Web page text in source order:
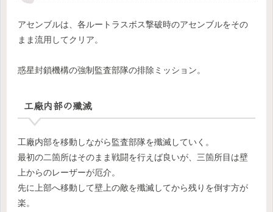
アセンブルは、各ルートラスボス撃破時のアセンブルをその
まま流用してクリア。
惑星封鎖機構の強制監査部隊の排除ミッション。
工廠内部の殲滅
工廠内部を移動しながら監査部隊を殲滅していく。
最初の二箇所はそのまま戦闘を行えば良いが、三箇所目は壁
上からのレーザーが厄介。
先に上部へ移動して壁上の敵を殲滅してから残りを倒す方が
楽。